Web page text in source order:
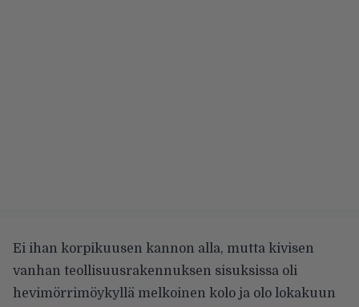
Ei ihan korpikuusen kannon alla, mutta kivisen
vanhan teollisuusrakennuksen sisuksissa oli
hevimörrimöykyllä melkoinen kolo ja olo lokakuun